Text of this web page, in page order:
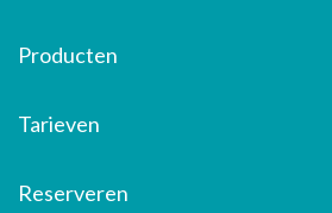
Producten
Tarieven
Reserveren